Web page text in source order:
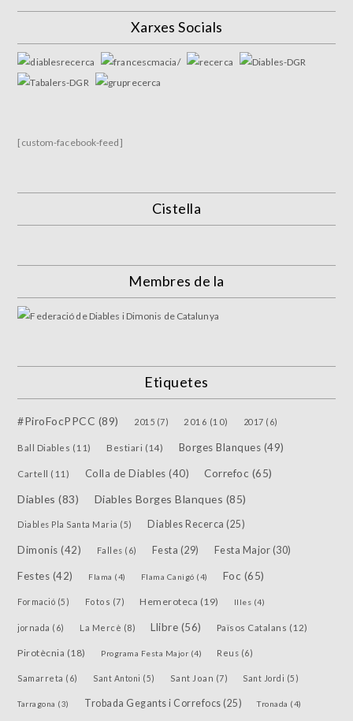
Xarxes Socials
[custom-facebook-feed]
Cistella
Membres de la
Etiquetes
#PiroFocPPCC (89) 2015 (7) 2016 (10) 2017 (6)
Ball Diables (11) Bestiari (14) Borges Blanques (49)
Cartell (11) Colla de Diables (40) Correfoc (65)
Diables (83) Diables Borges Blanques (85)
Diables Pla Santa Maria (5) Diables Recerca (25)
Dimonis (42) Falles (6) Festa (29) Festa Major (30)
Festes (42) Flama (4) Flama Canigó (4) Foc (65)
Formació (5) Fotos (7) Hemeroteca (19) Illes (4)
jornada (6) La Mercè (8) Llibre (56) Països Catalans (12)
Pirotècnia (18) Programa Festa Major (4) Reus (6)
Samarreta (6) Sant Antoni (5) Sant Joan (7) Sant Jordi (5)
Tarragona (3) Trobada Gegants i Correfocs (25) Tronada (4)